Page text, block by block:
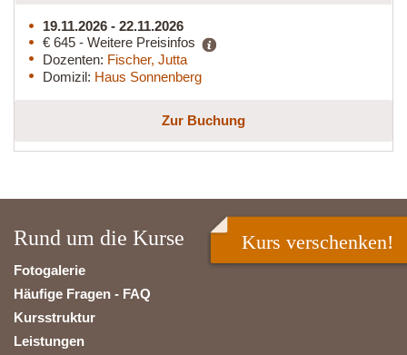
19.11.2026 - 22.11.2026
€ 645 - Weitere Preisinfos
Dozenten: Fischer, Jutta
Domizil: Haus Sonnenberg
Zur Buchung
Rund um die Kurse
Fotogalerie
Häufige Fragen - FAQ
Kursstruktur
Leistungen
Kurs verschenken!